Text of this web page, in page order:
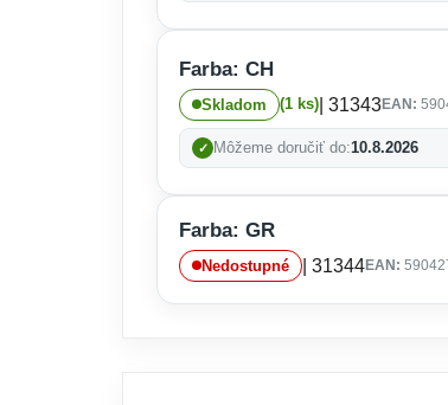
Farba: CH
Skladom (1 ks) | 31343EAN:
Môžeme doručiť do:10.8.2026
Farba: GR
Nedostupné | 31344EAN: